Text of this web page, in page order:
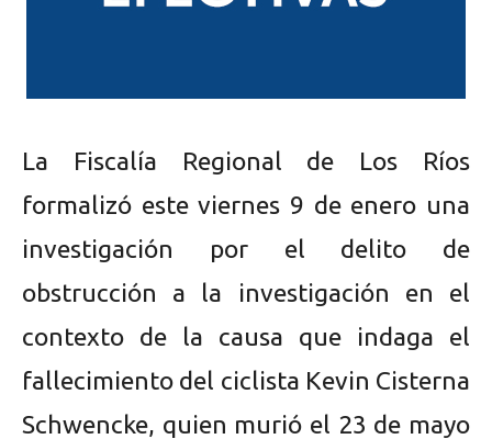
La Fiscalía Regional de Los Ríos
formalizó este viernes 9 de enero una
investigación por el delito de
obstrucción a la investigación en el
contexto de la causa que indaga el
fallecimiento del ciclista Kevin Cisterna
Schwencke, quien murió el 23 de mayo